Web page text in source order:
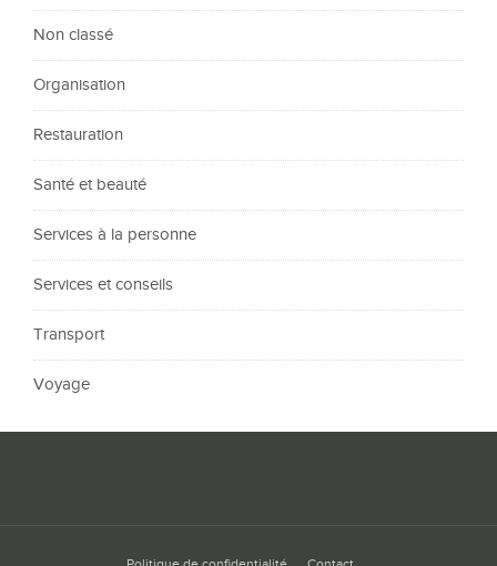
Non classé
Organisation
Restauration
Santé et beauté
Services à la personne
Services et conseils
Transport
Voyage